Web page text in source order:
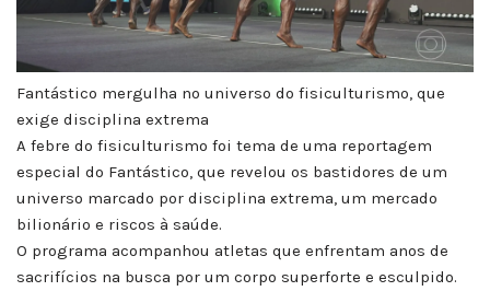
Fantástico mergulha no universo do fisiculturismo, que
exige disciplina extrema
A febre do fisiculturismo foi tema de uma reportagem
especial do Fantástico, que revelou os bastidores de um
universo marcado por disciplina extrema, um mercado
bilionário e riscos à saúde.
O programa acompanhou atletas que enfrentam anos de
sacrifícios na busca por um corpo superforte e esculpido.